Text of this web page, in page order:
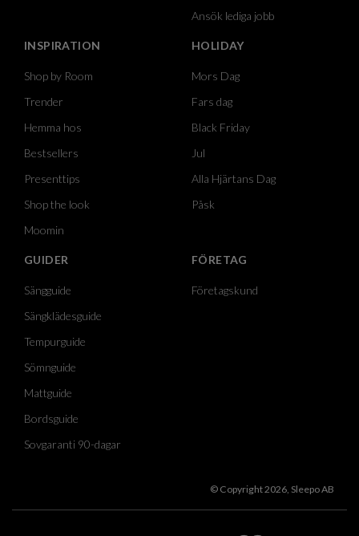
Ansök lediga jobb
INSPIRATION
Shop by Room
Trender
Hemma hos
Bestsellers
Presenttips
Shop the look
Moomin
HOLIDAY
Mors Dag
Fars dag
Black Friday
Jul
Alla Hjärtans Dag
Påsk
GUIDER
Sängguide
Sängklädesguide
Tempurguide
Sömnguide
Mattguide
Bordsguide
Sovgaranti 90-dagar
FÖRETAG
Företagskund
© Copyright 2026, Sleepo AB